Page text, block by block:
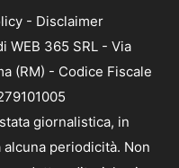
- Disclaimer
WEB 365 SRL - Via
(RM) - Codice Fiscale
giornalistica, in
periodicità. Non